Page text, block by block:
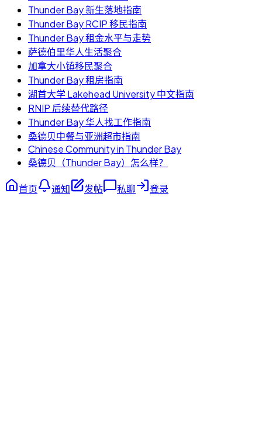
Thunder Bay 新生落地指南
Thunder Bay RCIP 移民指南
Thunder Bay 租金水平与走势
萨德伯里华人生活聚合
加拿大小镇移民聚合
Thunder Bay 租房指南
湖首大学 Lakehead University 中文指南
RNIP 后续替代路径
Thunder Bay 华人找工作指南
桑德贝中餐与亚洲超市指南
Chinese Community in Thunder Bay
桑德贝（Thunder Bay）怎么样？
首页 通知 发帖 私聊 登录